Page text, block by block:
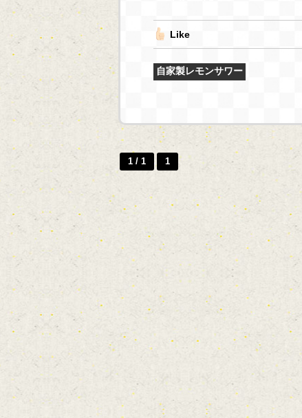
Like
自家製レモンサワー
1 / 1 1